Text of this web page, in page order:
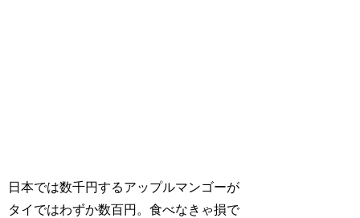
日本では数千円するアップルマンゴーが
タイではわずか数百円。食べなきゃ損で